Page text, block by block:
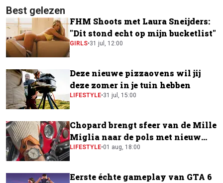
Best gelezen
FHM Shoots met Laura Sneijders:
"Dit stond echt op mijn bucketlist"
GIRLS•31 jul, 12:00
Deze nieuwe pizzaovens wil jij
deze zomer in je tuin hebben
LIFESTYLE•31 jul, 15:00
Chopard brengt sfeer van de Mille
Miglia naar de pols met nieuw
horloge
LIFESTYLE•01 aug, 18:00
Eerste échte gameplay van GTA 6